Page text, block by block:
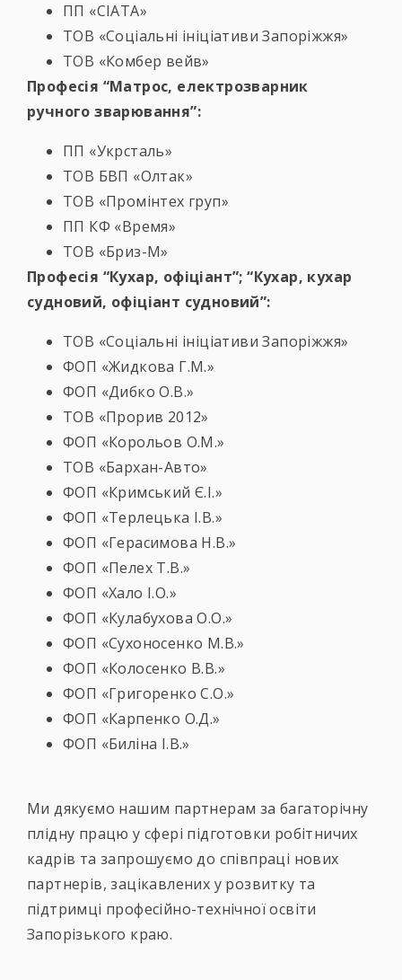
ПП «СІАТА»
ТОВ «Соціальні ініціативи Запоріжжя»
ТОВ «Комбер вейв»
Професія “Матрос, електрозварник
ручного зварювання”:
ПП «Укрсталь»
ТОВ БВП «Олтак»
ТОВ «Промінтех груп»
ПП КФ «Время»
ТОВ «Бриз-М»
Професія “Кухар, офіціант”; “Кухар, кухар
судновий, офіціант судновий”:
ТОВ «Соціальні ініціативи Запоріжжя»
ФОП «Жидкова Г.М.»
ФОП «Дибко О.В.»
ТОВ «Прорив 2012»
ФОП «Корольов О.М.»
ТОВ «Бархан-Авто»
ФОП «Кримський Є.І.»
ФОП «Терлецька І.В.»
ФОП «Герасимова Н.В.»
ФОП «Пелех Т.В.»
ФОП «Хало І.О.»
ФОП «Кулабухова О.О.»
ФОП «Сухоносенко М.В.»
ФОП «Колосенко В.В.»
ФОП «Григоренко С.О.»
ФОП «Карпенко О.Д.»
ФОП «Биліна І.В.»
Ми дякуємо нашим партнерам за багаторічну
плідну працю у сфері підготовки робітничих
кадрів та запрошуємо до співпраці нових
партнерів, зацікавлених у розвитку та
підтримці професійно-технічної освіти
Запорізького краю.